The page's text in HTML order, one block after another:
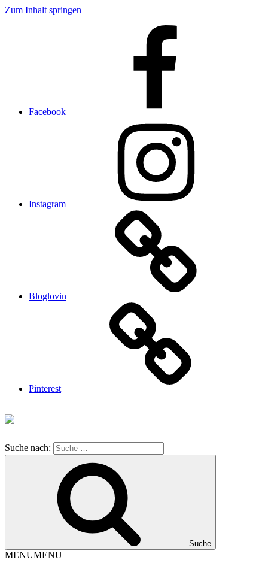
Zum Inhalt springen
Facebook
Instagram
Bloglovin
Pinterest
Suche nach:
Suche
MENUMENU